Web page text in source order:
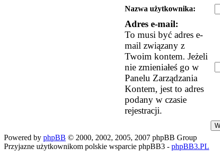
Nazwa użytkownika:
Adres e-mail:
To musi być adres e-
mail związany z
Twoim kontem. Jeżeli
nie zmieniałeś go w
Panelu Zarządzania
Kontem, jest to adres
podany w czasie
rejestracji.
Powered by phpBB © 2000, 2002, 2005, 2007 phpBB Group
Przyjazne użytkownikom polskie wsparcie phpBB3 - phpBB3.PL